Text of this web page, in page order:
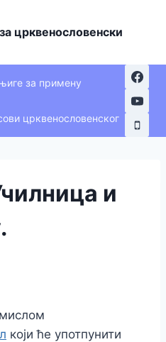
црквенословенски
за примену
црквенословенског
и
који ће употпунити